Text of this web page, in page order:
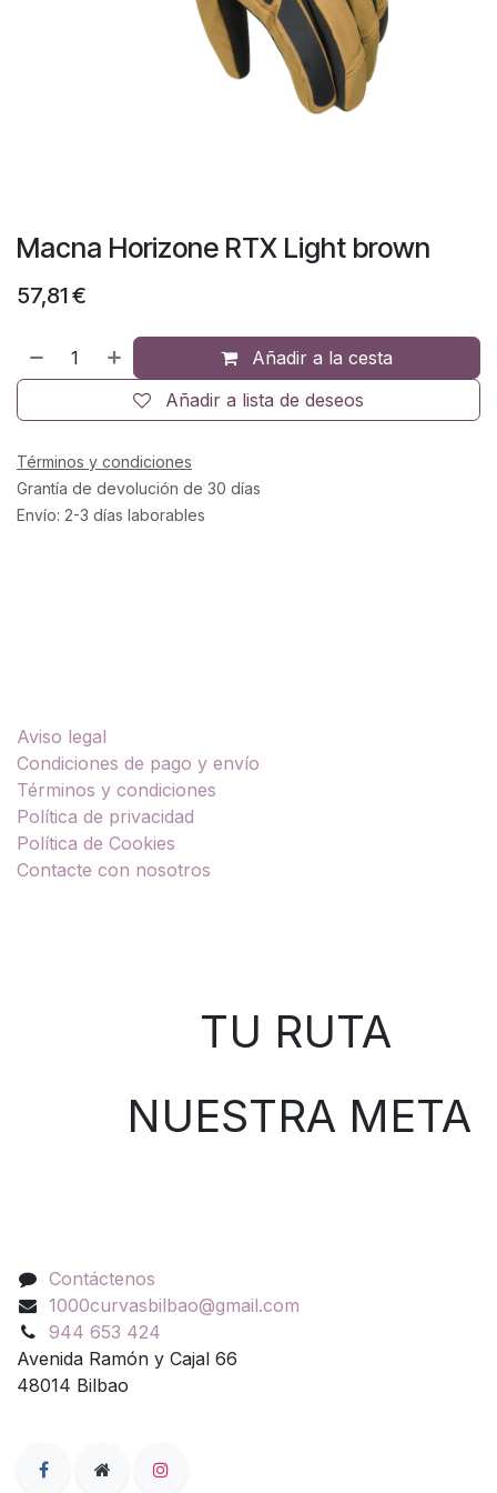
Macna Horizone RTX Light brown
57,81€
Añadir a la cesta
Añadir a lista de deseos
Términos y condiciones
Grantía de devolución de 30 días
Envío: 2-3 días laborables
Aviso legal
Condiciones de pago y envío
Términos y condiciones
Política de privacidad
Política de Cookies
Contacte con nosotros
TU RUTA
NUESTRA META
Contáctenos
1000curvasbilbao@gmail.com
944 653 424
Avenida Ramón y Cajal 66
48014 Bilbao